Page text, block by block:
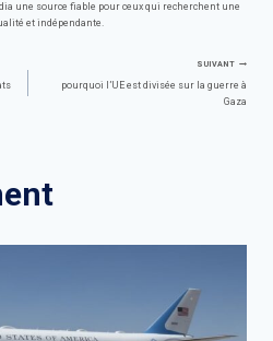
une source fiable pour ceux qui recherchent une
et indépendante.
SUIVANT
pourquoi l’UE est divisée sur la guerre à
Gaza